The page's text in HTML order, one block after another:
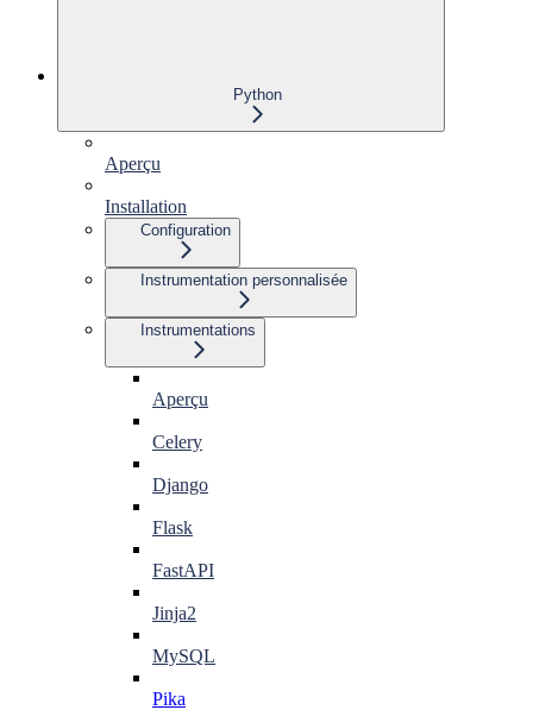
Python
Aperçu
Installation
Configuration
Instrumentation personnalisée
Instrumentations
Aperçu
Celery
Django
Flask
FastAPI
Jinja2
MySQL
Pika